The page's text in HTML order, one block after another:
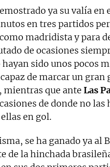
ya su valía en
en tres partidos
madridista y para
de ocasiones
sido unos pocos
de marcar un
mientras que ante Las
de donde no las
en gol.
se ha ganado ya al
de la hinchada